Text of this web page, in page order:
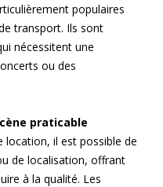
populaires
transport. Ils sont
nécessitent une
ou des
praticable
location, il est possible de
de localisation, offrant
à la qualité. Les